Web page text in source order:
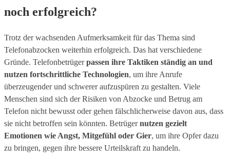
noch erfolgreich?
Trotz der wachsenden Aufmerksamkeit für das Thema sind
Telefonabzocken weiterhin erfolgreich. Das hat verschiedene
Gründe. Telefonbetrügerpassen ihre Taktiken ständig an und
nutzen fortschrittliche Technologien, um ihre Anrufe
überzeugender und schwerer aufzuspüren zu gestalten. Viele
Menschen sind sich der Risiken von Abzocke und Betrug am
Telefon nicht bewusst oder gehen fälschlicherweise davon aus, dass
sie nicht betroffen sein könnten. Betrügernutzen gezielt
Emotionen wie Angst, Mitgefühl oder Gier, um ihre Opfer dazu
zu bringen, gegen ihre bessere Urteilskraft zu handeln.